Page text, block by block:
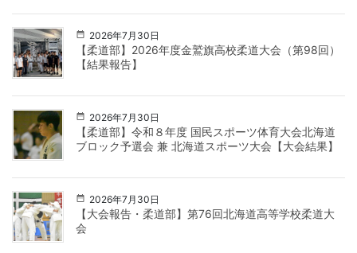
2026年7月30日
【柔道部】2026年度金鷲旗高校柔道大会（第98回）
【結果報告】
2026年7月30日
【柔道部】令和８年度 国民スポーツ体育大会北海道
ブロック予選会 兼 北海道スポーツ大会【大会結果】
2026年7月30日
【大会報告・柔道部】第76回北海道高等学校柔道大
会